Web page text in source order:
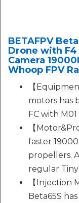
BETAFPV
Drone with F4
Camera
Whoop FPV
【
motors has
FC with
【
faster
propellers.
regular
【Injection
Beta65S